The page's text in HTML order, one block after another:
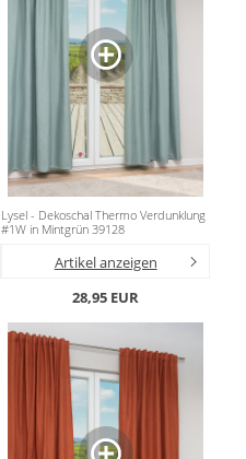
Lysel - Dekoschal Thermo Verdunklung
#1W in Mintgrün 39128
Artikel anzeigen
28,95 EUR